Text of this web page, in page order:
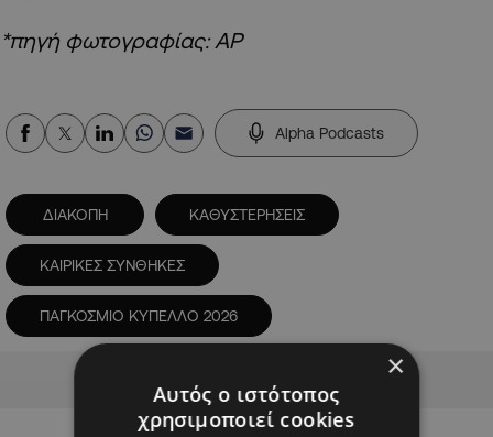
*πηγή φωτογραφίας: ΑΡ
Alpha Podcasts
ΔΙΑΚΟΠΗ ΚΑΘΥΣΤΕΡΗΣΕΙΣ
ΚΑΙΡΙΚΕΣ ΣΥΝΘΗΚΕΣ
ΠΑΓΚΟΣΜΙΟ ΚΥΠΕΛΛΟ 2026
×
Αυτός ο ιστότοπος
χρησιμοποιεί cookies